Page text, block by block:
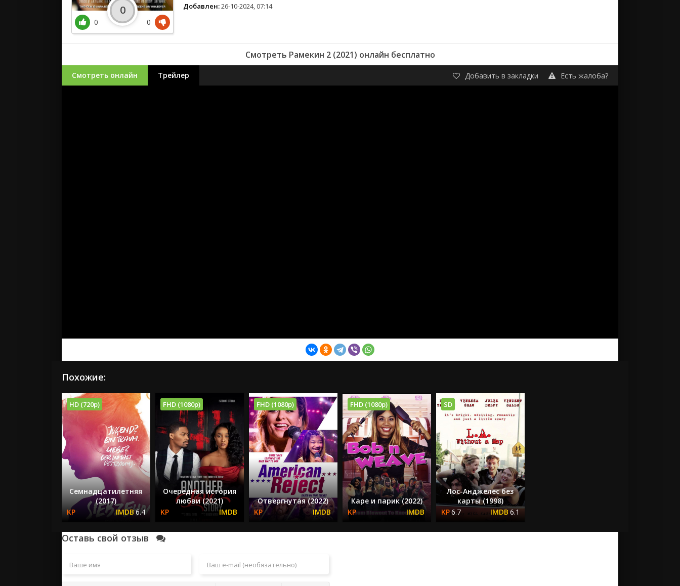
Добавлен:26-10-2024, 07:14
0
0
0
Смотреть Рамекин 2 (2021) онлайн бесплатно
Смотреть онлайн Трейлер Добавить в закладки Есть жалоба?
Похожие:
HD (720p)
Семнадцатилетняя
(2017)
6.4
FHD (1080p)
Очередная история
любви (2021)
FHD (1080p)
Отвергнутая (2022)
FHD (1080p)
Каре и парик (2022)
SD
Лос-Анджелес без
карты (1998)
6.7
6.1
Оставь свой отзыв